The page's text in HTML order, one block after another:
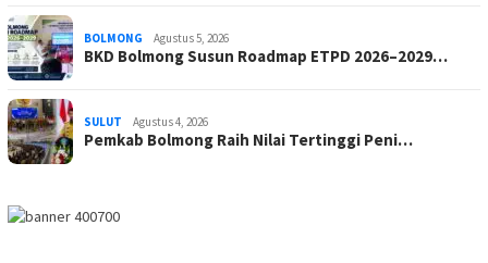
BOLMONG Agustus 5, 2026
BKD Bolmong Susun Roadmap ETPD 2026–2029…
SULUT Agustus 4, 2026
Pemkab Bolmong Raih Nilai Tertinggi Peni…